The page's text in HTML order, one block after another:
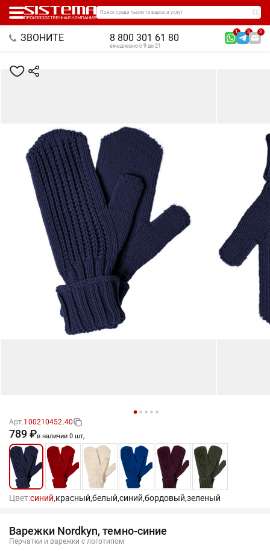
Поиск среди тысяч товаров и услуг
ЗВОНИТЕ 8 800 301 61 80
1 2 3
ежедневно с 9 до 21
Арт.100210452.40
789 ₽в наличии 0 шт,
Цвет:синий,красный,белый,синий,бордовый,зеленый
Варежки Nordkyn, темно-синие
Перчатки и варежки с логотипом